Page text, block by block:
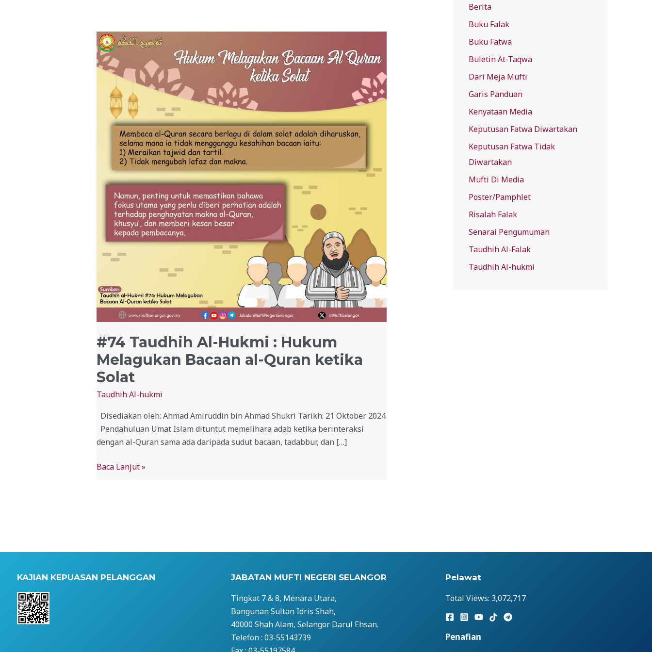
#74 Taudhih Al-Hukmi : Hukum
Melagukan Bacaan al-Quran ketika
Solat
Taudhih Al-hukmi
Disediakan oleh: Ahmad Amiruddin bin Ahmad Shukri Tarikh: 21 Oktober 2024
Pendahuluan Umat Islam dituntut memelihara adab ketika berinteraksi
dengan al-Quran sama ada daripada sudut bacaan, tadabbur, dan […]
#74
Taudhih
Al-
Hukmi
Hukum
Melagukan
Bacaan
ketika
Solat
Baca Lanjut »
f
o
r
:
Berita
Buku Falak
Buku Fatwa
Buletin At-Taqwa
Dari Meja Mufti
Garis Panduan
Kenyataan Media
Keputusan Fatwa Diwartakan
Keputusan Fatwa Tidak
Diwartakan
Mufti Di Media
Poster/Pamphlet
Risalah Falak
Senarai Pengumuman
Taudhih Al-Falak
Taudhih Al-hukmi
KAJIAN KEPUASAN PELANGGAN JABATAN MUFTI NEGERI SELANGOR
Tingkat 7 & 8, Menara Utara,
Bangunan Sultan Idris Shah,
40000 Shah Alam, Selangor Darul Ehsan.
Telefon : 03-55143739
Pelawat
Total Views: 3,072,717
Penafian